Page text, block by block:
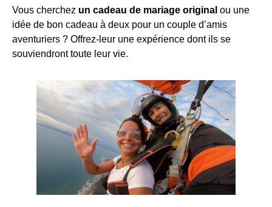
Vous cherchez un cadeau de mariage original ou une
idée de bon cadeau à deux pour un couple d’amis
aventuriers ? Offrez-leur une expérience dont ils se
souviendront toute leur vie.